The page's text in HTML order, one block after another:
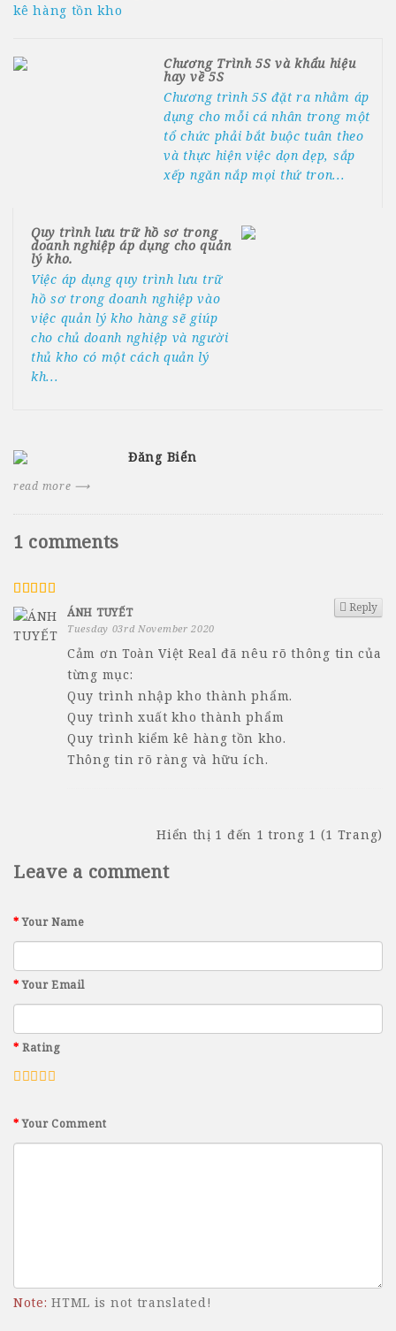
kê hàng tồn kho
Chương Trình 5S và khẩu hiệu
hay về 5S
Chương trình 5S đặt ra nhằm áp
dụng cho mỗi cá nhân trong một
tổ chức phải bắt buộc tuân theo
và thực hiện việc dọn dẹp, sắp
xếp ngăn nắp mọi thứ tron...
Quy trình lưu trữ hồ sơ trong
doanh nghiệp áp dụng cho quản
lý kho.
Việc áp dụng quy trình lưu trữ
hồ sơ trong doanh nghiệp vào
việc quản lý kho hàng sẽ giúp
cho chủ doanh nghiệp và người
thủ kho có một cách quản lý
kh...
Đăng Biển
read more ⟶
1 comments
Reply
ÁNH TUYẾT
Tuesday 03rd November 2020
Cảm ơn Toàn Việt Real đã nêu rõ thông tin của
từng mục:
Quy trình nhập kho thành phẩm.
Quy trình xuất kho thành phẩm
Quy trình kiểm kê hàng tồn kho.
Thông tin rõ ràng và hữu ích.
Hiển thị 1 đến 1 trong 1 (1 Trang)
Leave a comment
Your Name
Your Email
Rating
Your Comment
Note: HTML is not translated!